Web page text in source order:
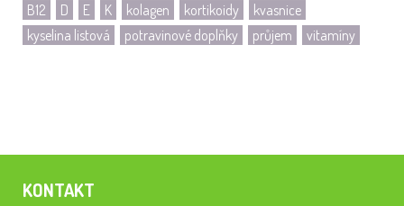
B12 D E K kolagen kortikoidy
kvasnice
kyselina listová
potravinové doplňky průjem vitamíny
KONTAKT